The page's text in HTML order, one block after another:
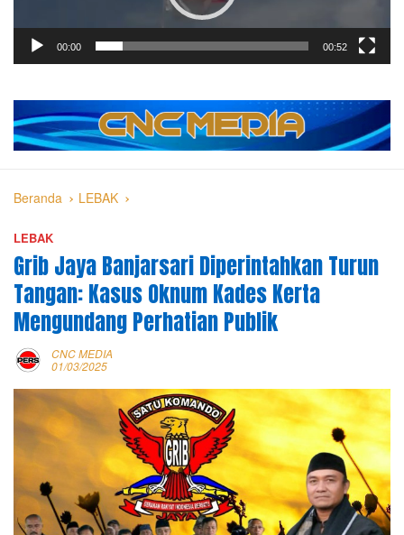
00:00 00:52
Beranda LEBAK
LEBAK
Grib Jaya Banjarsari Diperintahkan Turun
Tangan: Kasus Oknum Kades Kerta
Mengundang Perhatian Publik
CNC MEDIA
01/03/2025